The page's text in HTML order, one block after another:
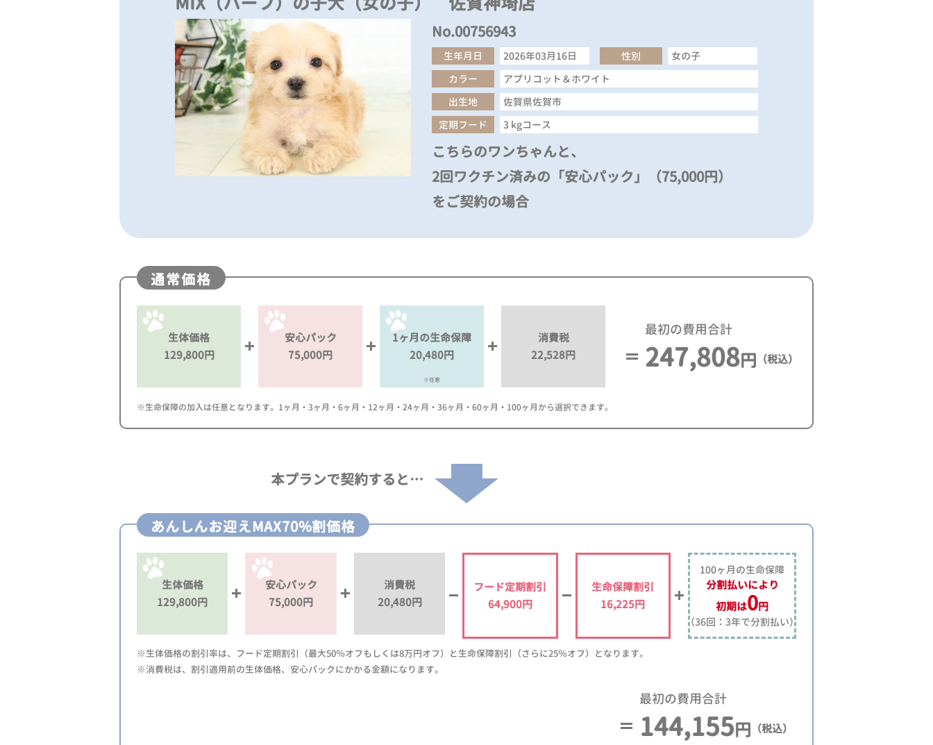
No.00756943
生年月日 2026年03月16日 性別
女の子
カラー
アプリコット＆ホワイト
出生地
佐賀県佐賀市
定期フード
3 kgコース
こちらのワンちゃんと、
2回ワクチン済みの「安心パック」（75,000円）
をご契約の場合
通常価格
生体価格
129,800円
安心パック
75,000円
1ヶ月の生命保障
20,480円
※任意
消費税
22,528円
最初の費用合計
247,808円 （税込）
※生命保障の加入は任意となります。1ヶ月・3ヶ月・6ヶ月・12ヶ月・24ヶ月・36ヶ月・60ヶ月・100ヶ月から選択できます。
本プランで契約すると…
あんしんお迎えMAX70%割価格
生体価格
129,800円
安心パック
75,000円
消費税
20,480円
フード定期割引
64,900円
生命保障割引
16,225円
100ヶ月の生命保障
分割払いにより
初期は0円
（36回：3年で分割払い）
※生体価格の割引率は、フード定期割引（最大50％オフもしくは8万円オフ）と生命保障割引（さらに25％オフ）となります。
※消費税は、割引適用前の生体価格、安心パックにかかる金額になります。
最初の費用合計
144,155円 （税込）